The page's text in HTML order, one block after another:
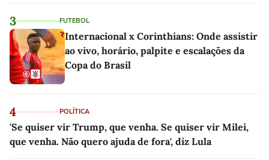
3 FUTEBOL
Internacional x Corinthians: Onde assistir
ao vivo, horário, palpite e escalações da
Copa do Brasil
4 POLÍTICA
'Se quiser vir Trump, que venha. Se quiser vir Milei,
que venha. Não quero ajuda de fora', diz Lula